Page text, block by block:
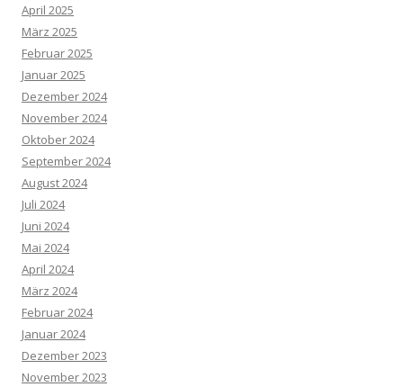
April 2025
März 2025
Februar 2025
Januar 2025
Dezember 2024
November 2024
Oktober 2024
September 2024
August 2024
Juli 2024
Juni 2024
Mai 2024
April 2024
März 2024
Februar 2024
Januar 2024
Dezember 2023
November 2023